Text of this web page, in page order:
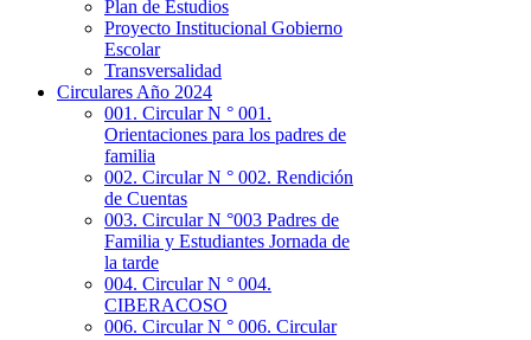
Plan de Estudios
Proyecto Institucional Gobierno
Escolar
Transversalidad
Circulares Año 2024
001. Circular N ° 001.
Orientaciones para los padres de
familia
002. Circular N ° 002. Rendición
de Cuentas
003. Circular N °003 Padres de
Familia y Estudiantes Jornada de
la tarde
004. Circular N ° 004.
CIBERACOSO
006. Circular N ° 006. Circular